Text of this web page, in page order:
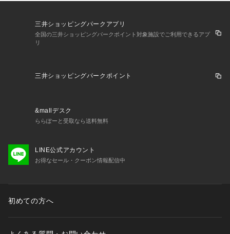
三井ショッピングパークアプリ
全国の三井ショッピングパークポイント対象施設でご利用できるアプ
リ
三井ショッピングパークポイント
&mallデスク
ららぽーと受取なら送料無料
LINE公式アカウント
お得なセール・クーポン情報配信中
初めての方へ